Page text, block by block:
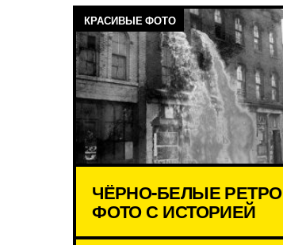
КРАСИВЫЕ ФОТО
ЧЁРНО-БЕЛЫЕ РЕТРО
ФОТО С ИСТОРИЕЙ